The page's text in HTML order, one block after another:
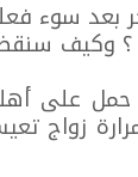
بعد سوء
؟ وكيف
حمل على
زواج